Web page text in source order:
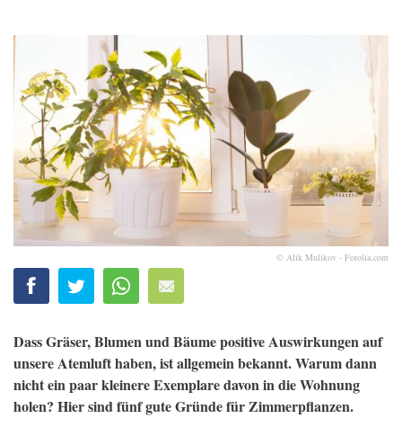
© Alik Mulikov - Fotolia.com
Dass Gräser, Blumen und Bäume positive Auswirkungen auf
unsere Atemluft haben, ist allgemein bekannt. Warum dann
nicht ein paar kleinere Exemplare davon in die Wohnung
holen? Hier sind fünf gute Gründe für Zimmerpflanzen.